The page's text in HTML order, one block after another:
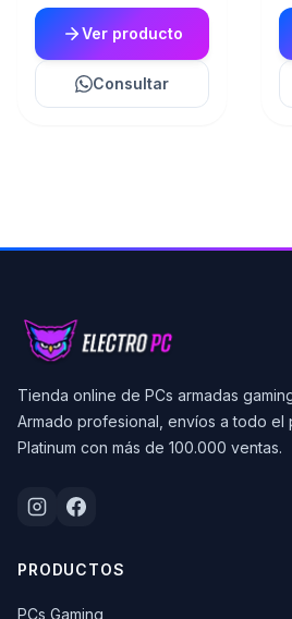
Ver producto
Consultar
Tienda online de PCs armadas
Armado profesional, envíos a todo el
Platinum con más de 100.000 ventas.
PRODUCTOS
PCs Gaming